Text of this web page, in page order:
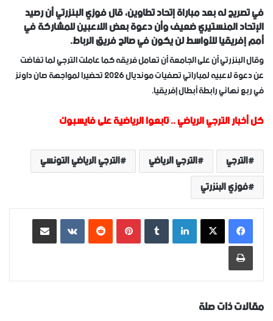
في تصريح له بعد مباراة إتحاد تطاوين، قال فوزي البنزرتي أن رصيد
الإتحاد المنستيري ضعيف وأن دعوة بعض اللاعبين للمشاركة في
أمم إفريقيا للأواسط لن يكون في صالح فريق الرباط.
وقال البنزرتي أن على الجامعة أن تعامل فريقه كما عاملت الترجي لما تغاضت
عن دعوة لاعبيه لمباراتي تصفيات مونديال 2026 تحضيرا لمواجهة صان داونز
في ربع نهائي رابطة أبطال إفريقيا.
كل أخبار الترجي الرياضي..تابعوا الرياضية على فايسبوك
الترجي الترجي الرياضي
الترجي الرياضي التونسي
فوزي البنزرتي
لينكدإن بينتيريست ‏VKontakte
طباعة
مقالات ذات صلة